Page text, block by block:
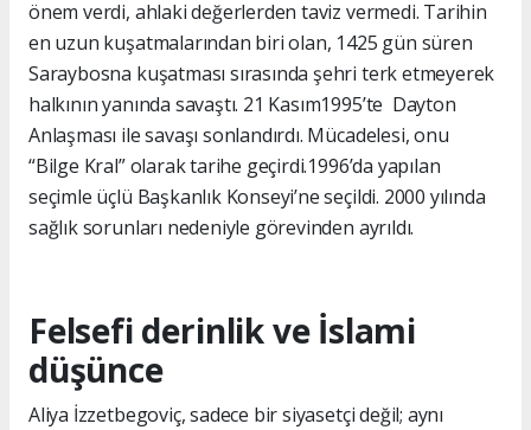
önem verdi, ahlaki değerlerden taviz vermedi. Tarihin
en uzun kuşatmalarından biri olan, 1425 gün süren
Saraybosna kuşatması sırasında şehri terk etmeyerek
halkının yanında savaştı. 21 Kasım1995’te Dayton
Anlaşması ile savaşı sonlandırdı. Mücadelesi, onu
“Bilge Kral” olarak tarihe geçirdi.1996’da yapılan
seçimle üçlü Başkanlık Konseyi’ne seçildi. 2000 yılında
sağlık sorunları nedeniyle görevinden ayrıldı.
Felsefi derinlik ve İslami
düşünce
Aliya İzzetbegoviç, sadece bir siyasetçi değil; aynı